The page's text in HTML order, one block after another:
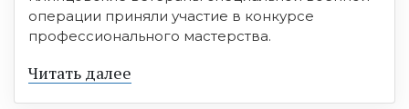
операции приняли участие в конкурсе
профессионального мастерства.
Читать далее